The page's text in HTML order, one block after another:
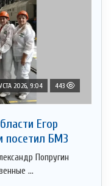
2026, 9:04 443
Егор
посетил БМЗ
Попругин
...